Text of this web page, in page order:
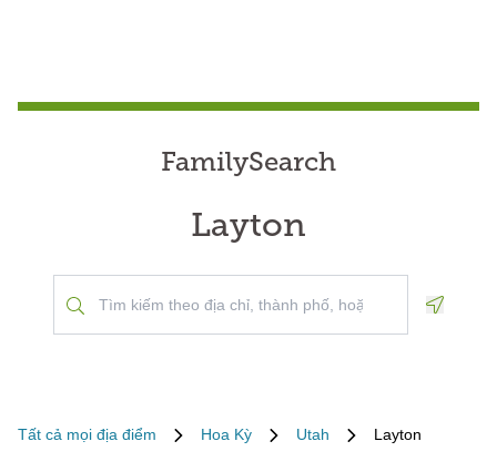
FamilySearch
Layton
Tất cả mọi địa điểm Hoa Kỳ Utah Layton